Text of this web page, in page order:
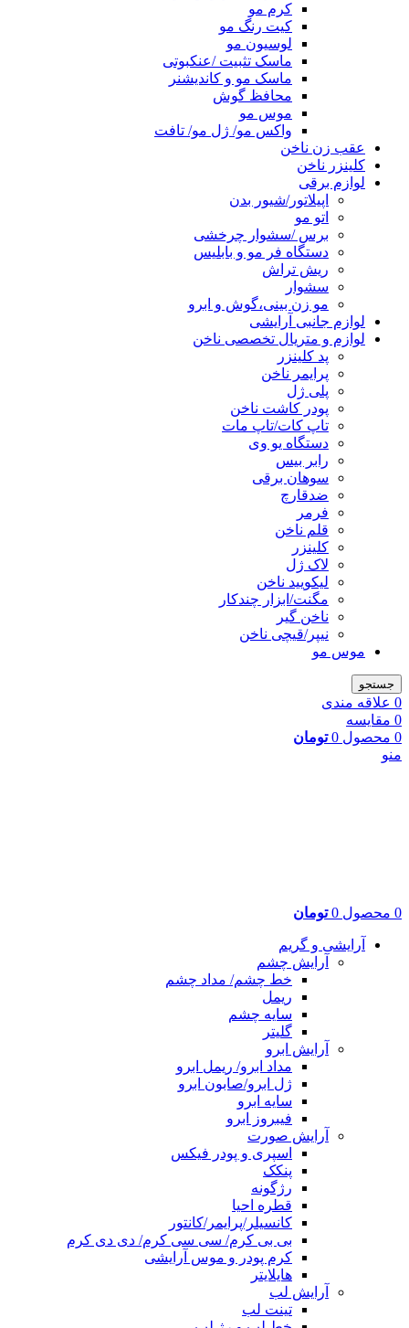
کرم مو
کیت رنگ مو
لوسیون مو
ماسک تثبیت /عنکبوتی
ماسک مو و کاندیشنر
محافظ گوش
موس مو
واکس مو/ ژل مو/ تافت
عقب زن ناخن
کلینزر ناخن
لوازم برقی
اپیلاتور/شیور بدن
اتو مو
برس /سشوار چرخشی
دستگاه فر مو و بابلیس
ریش تراش
سشوار
مو زن بینی،گوش و ابرو
لوازم جانبی آرایشی
لوازم و متریال تخصصی ناخن
پد کلینزر
پرایمر ناخن
پلی ژل
پودر کاشت ناخن
تاپ کات/تاپ مات
دستگاه یو وی
رابر بیس
سوهان برقی
ضدقارچ
فرمر
قلم ناخن
کلینزر
لاک ژل
لیکوييد ناخن
مگنت/ابزار چندکار
ناخن گیر
نیپر/قیچی ناخن
موس مو
جستجو
0 علاقه مندی
0 مقایسه
0 محصول 0 تومان
منو
0 محصول 0 تومان
آرایشی و گریم
آرایش چشم
خط چشم/ مداد چشم
ریمل
سایه چشم
گلیتر
آرایش ابرو
مداد ابرو/ ریمل ابرو
ژل ابرو/صابون ابرو
سایه ابرو
فیبروز ابرو
آرایش صورت
اسپری و پودر فیکس
پنکک
رژگونه
قطره احیا
کانسیلر/پرایمر/کانتور
بی بی کرم/ سی سی کرم/ دی دی کرم
کرم پودر و موس آرایشی
هایلایتر
آرایش لب
تینت لب